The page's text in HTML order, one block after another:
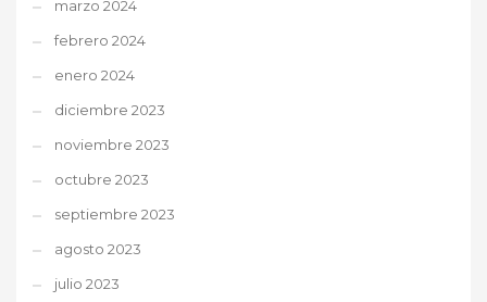
marzo 2024
febrero 2024
enero 2024
diciembre 2023
noviembre 2023
octubre 2023
septiembre 2023
agosto 2023
julio 2023